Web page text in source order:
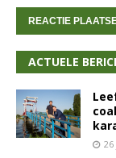
ACTUELE
26